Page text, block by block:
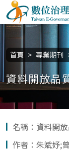
跳到主要內容區塊
數位治理
首頁 專業期刊
:::
資料開放品
名稱：資料開
作者：朱斌妤;